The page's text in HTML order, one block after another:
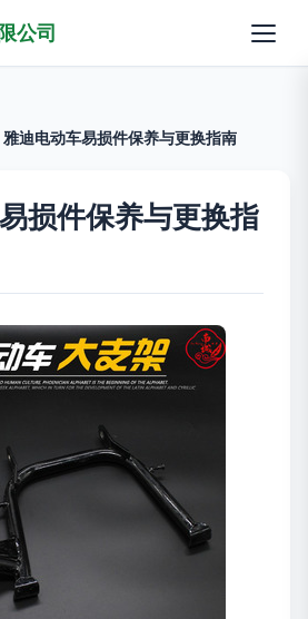
公司
雅迪电动车易损件保养与更换指南
损件保养与更换指